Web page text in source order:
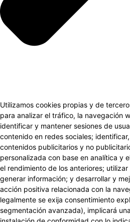
Utilizamos cookies propias y de
para analizar el tráfico, la navegación
identificar y mantener sesiones de
contenido en redes sociales;
contenidos publicitarios y no
personalizada con base en analítica y
el rendimiento de los anteriores;
generar información; y desarrollar y
acción positiva relacionada con la
legalmente se exija consentimiento
segmentación avanzada), implicará